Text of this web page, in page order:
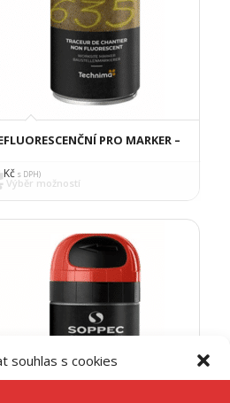
souhlas s cookies
PRO MARKER –
Kčs DPH)
Výběr možností